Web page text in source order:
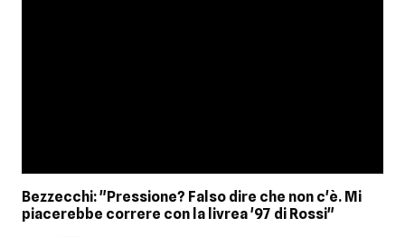
Bezzecchi: "Pressione? Falso dire che non c'è. Mi
piacerebbe correre con la livrea '97 di Rossi"